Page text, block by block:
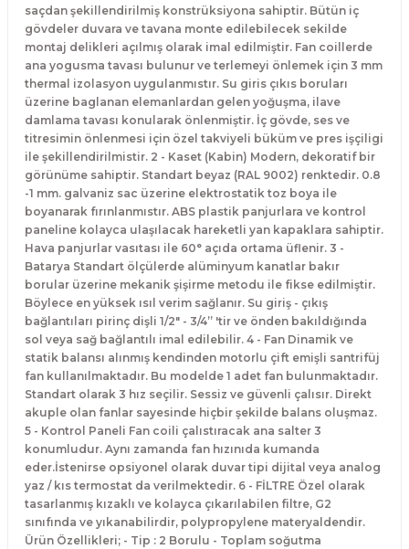
saçdan şekillendirilmiş konstrüksiyona sahiptir. Bütün iç
gövdeler duvara ve tavana monte edilebilecek sekilde
montaj delikleri açılmış olarak imal edilmiştir. Fan coillerde
ana yogusma tavası bulunur ve terlemeyi önlemek için 3 mm
thermal izolasyon uygulanmıstır. Su giris çıkıs boruları
üzerine baglanan elemanlardan gelen yoğuşma, ilave
damlama tavası konularak önlenmiştir. İç gövde, ses ve
titresimin önlenmesi için özel takviyeli büküm ve pres işçiligi
ile şekillendirilmistir. 2 - Kaset (Kabin) Modern, dekoratif bir
görünüme sahiptir. Standart beyaz (RAL 9002) renktedir. 0.8
-1 mm. galvaniz sac üzerine elektrostatik toz boya ile
boyanarak fırınlanmıstır. ABS plastik panjurlara ve kontrol
paneline kolayca ulaşılacak hareketli yan kapaklara sahiptir.
Hava panjurlar vasıtası ile 60° açıda ortama üflenir. 3 -
Batarya Standart ölçülerde alüminyum kanatlar bakır
borular üzerine mekanik şişirme metodu ile fikse edilmiştir.
Böylece en yüksek ısıl verim sağlanır. Su giriş - çıkış
bağlantıları pirinç dişli 1/2" - 3/4” 'tir ve önden bakıldığında
sol veya sağ bağlantılı imal edilebilir. 4 - Fan Dinamik ve
statik balansı alınmış kendinden motorlu çift emişli santrifüj
fan kullanılmaktadır. Bu modelde 1 adet fan bulunmaktadır.
Standart olarak 3 hız seçilir. Sessiz ve güvenli çalısır. Direkt
akuple olan fanlar sayesinde hiçbir şekilde balans oluşmaz.
5 - Kontrol Paneli Fan coili çalıstıracak ana salter 3
konumludur. Aynı zamanda fan hızınıda kumanda
eder.İstenirse opsiyonel olarak duvar tipi dijital veya analog
yaz / kıs termostat da verilmektedir. 6 - FİLTRE Özel olarak
tasarlanmış kızaklı ve kolayca çıkarılabilen filtre, G2
sınıfında ve yıkanabilirdir, polypropylene materyaldendir.
Ürün Özellikleri; - Tip : 2 Borulu - Toplam soğutma